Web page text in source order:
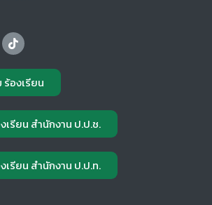
ร้องเรียน
เรียน สำนักงาน ป.ป.ช.
เรียน สำนักงาน ป.ป.ท.